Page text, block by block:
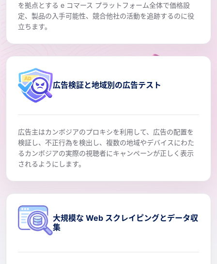
を拠点とする e コマース プラットフォーム全体で価格設
定、製品の入手可能性、競合他社の活動を追跡するのに役
立ちます。
広告検証と地域別の広告テスト
広告主はカンボジアのプロキシを利用して、広告の配置を
検証し、不正行為を検出し、複数の地域やデバイスにわた
るカンボジアの実際の視聴者にキャンペーンが正しく表示
されるようにします。
大規模な Web スクレイピングとデータ収
集